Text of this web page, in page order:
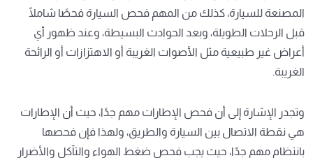
المصنعة للسيارة، كذلك من المهم فحص السيارة فحصًا شاملًا
قبل الرحلات الطويلة، وبعد الحوادث البسيطة، وعند ظهور أي
أعراض غير طبيعية مثل الأصوات الغريبة أو الاهتزازات أو الرائحة
الغريبة.
وتجدر الإشارة إلى أن فحص الإطارات مهم جدًا، حيث أن الإطارات
هي نقطة الاتصال بين السيارة والطريق، ولهذا فإن فحصها
بانتظام مهم جدًا، حيث يجب فحص ضغط الهواء والتآكل والأضرار